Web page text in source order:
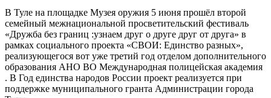
В Туле на площадке Музея оружия 5 июня прошёл второй
семейный межнациональной просветительский фестиваль
«Дружба без границ :узнаем друг о друге друг от друга» в
рамках социального проекта «СВОИ: Единство разных»,
реализующегося вот уже третий год отделом дополнительного
образования АНО ВО Международная полицейская академия
. В Год единства народов России проект реализуется при
поддержке муниципального гранта Администрации города